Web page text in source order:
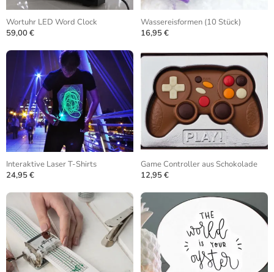
Wortuhr LED Word Clock
59,00 €
Wassereisformen (10 Stück)
16,95 €
Interaktive Laser T-Shirts
24,95 €
Game Controller aus Schokolade
12,95 €